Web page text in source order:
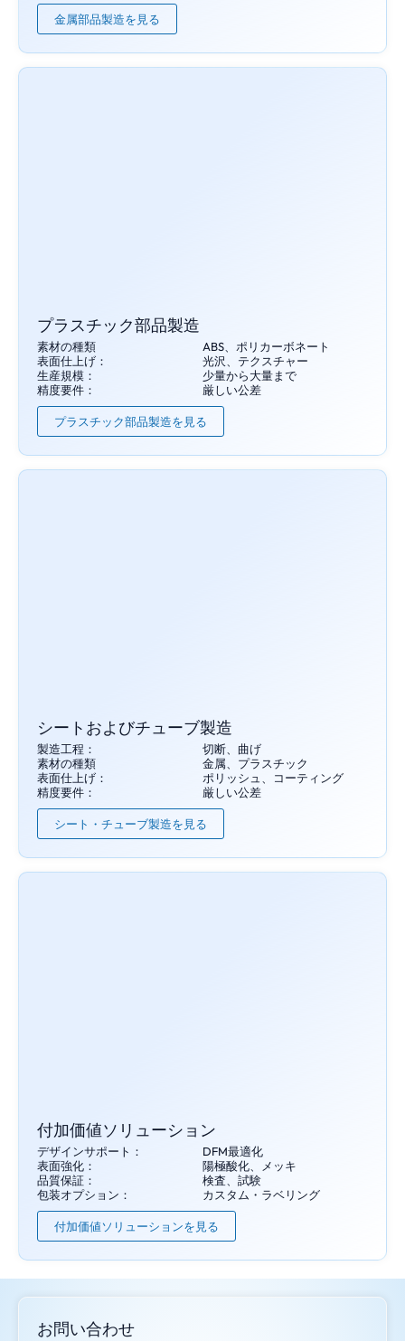
金属部品製造を見る
プラスチック部品製造
素材の種類
ABS、ポリカーボネート
表面仕上げ：
光沢、テクスチャー
生産規模：
少量から大量まで
精度要件：
厳しい公差
プラスチック部品製造を見る
シートおよびチューブ製造
製造工程：
切断、曲げ
素材の種類
金属、プラスチック
表面仕上げ：
ポリッシュ、コーティング
精度要件：
厳しい公差
シート・チューブ製造を見る
付加価値ソリューション
デザインサポート：
DFM最適化
表面強化：
陽極酸化、メッキ
品質保証：
検査、試験
包装オプション：
カスタム・ラベリング
付加価値ソリューションを見る
お問い合わせ